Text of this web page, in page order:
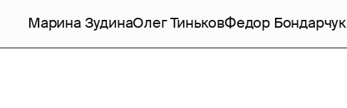
Марина ЗудинаОлег ТиньковФедор Бондарчук